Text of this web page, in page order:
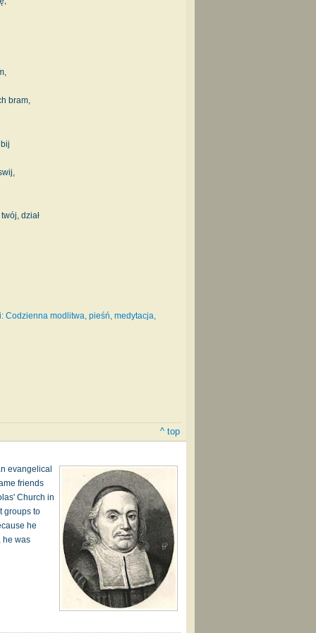
bram,
dział
Codzienna modlitwa, pieśń, medytacja,
^ top
evangelical
friends
Church in
groups to
he
he was